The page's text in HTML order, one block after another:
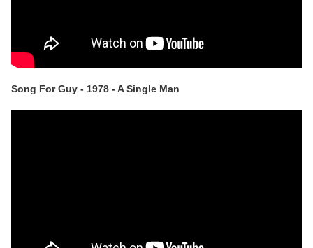
Song For Guy - 1978 - A Single Man